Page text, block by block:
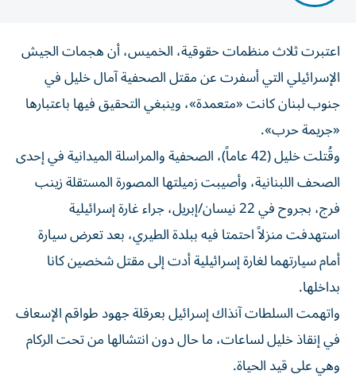
اعتبرت ثلاث منظمات حقوقية، الخميس، أن هجمات الجيش
الإسرائيلي التي أسفرت عن مقتل الصحفية آمال خليل في
جنوب لبنان كانت «متعمدة»، وينبغي التحقيق فيها باعتبارها
«جريمة حرب».
وقُتلت خليل (42 عاماً)، الصحفية والمراسلة الميدانية في إحدى
الصحف اللبنانية، وأصيبت زميلتها المصورة المستقلة زينب
فرج، بجروح في 22 نيسان/إبريل، جراء غارة إسرائيلية
استهدفت منزلاً احتمتا فيه ببلدة الطيري، بعد تعرض سيارة
أمام سيارتهما لغارة إسرائيلية أدت إلى مقتل شخصين كانا
بداخلها.
واتهمت السلطات آنذاك إسرائيل بعرقلة جهود طواقم الإسعاف
في إنقاذ خليل لساعات، ما حال دون انتشالها من تحت الركام
وهي على قيد الحياة.